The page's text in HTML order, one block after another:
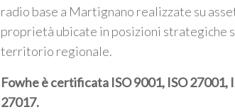
radio base a Martignano realizzate su
proprietà ubicate in posizioni strategiche
territorio regionale.
Fowhe è certificata ISO 9001, ISO 27001,
27017.